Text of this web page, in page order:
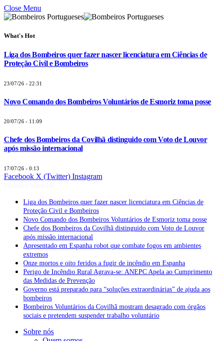
Close Menu
What's Hot
Liga dos Bombeiros quer fazer nascer licenciatura em Ciências de
Proteção Civil e Bombeiros
23/07/26 - 22:31
Novo Comando dos Bombeiros Voluntários de Esmoriz toma posse
20/07/26 - 11:09
Chefe dos Bombeiros da Covilhã distinguido com Voto de Louvor
após missão internacional
17/07/26 - 0:13
Facebook X (Twitter) Instagram
Liga dos Bombeiros quer fazer nascer licenciatura em Ciências de
Proteção Civil e Bombeiros
Novo Comando dos Bombeiros Voluntários de Esmoriz toma posse
Chefe dos Bombeiros da Covilhã distinguido com Voto de Louvor
após missão internacional
Apresentado em Espanha robot que combate fogos em ambientes
extremos
Onze mortos e oito feridos a fugir de incêndio em Espanha
Perigo de Incêndio Rural Agrava-se: ANEPC Apela ao Cumprimento
das Medidas de Prevenção
Governo está preparado para “soluções extraordinárias” de ajuda aos
bombeiros
Bombeiros Voluntários da Covilhã mostram desagrado com órgãos
sociais e pretendem suspender trabalho voluntário
Sobre nós